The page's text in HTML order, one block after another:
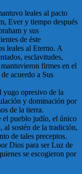
leales al pacto
Ever y tiempo después
y sus
de éste
leales al Eterno. A
esclavitudes,
firmes en el
acuerdo a Sus
yugo opresivo de la
y dominación por
de la tierra.
el pueblo judío, el único
al sostén de la tradición,
de tales preceptos.
Dios para ser Luz de
se escogieron por